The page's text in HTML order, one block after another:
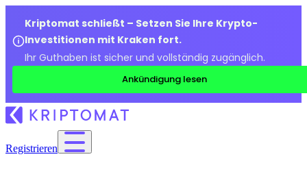
Kriptomat schließt – Setzen Sie Ihre Krypto-
Investitionen mit Kraken fort.
Ihr Guthaben ist sicher und vollständig zugänglich.
Ankündigung lesen
Registrieren